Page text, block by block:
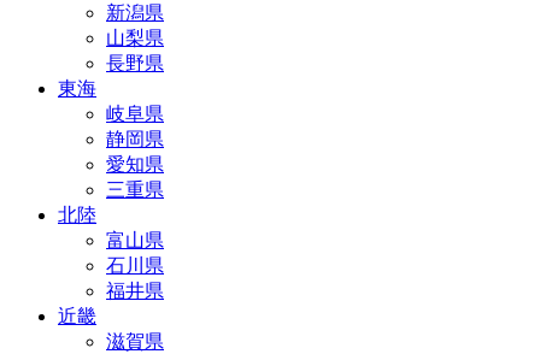
新潟県
山梨県
長野県
東海
岐阜県
静岡県
愛知県
三重県
北陸
富山県
石川県
福井県
近畿
滋賀県